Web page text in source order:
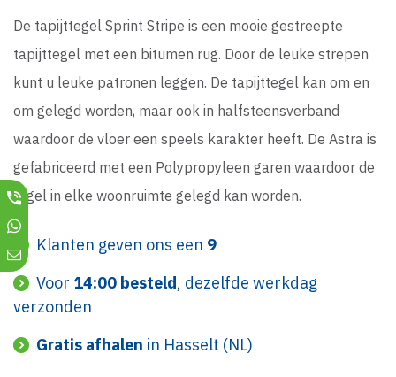
De tapijttegel Sprint Stripe is een mooie gestreepte
tapijttegel met een bitumen rug. Door de leuke strepen
kunt u leuke patronen leggen. De tapijttegel kan om en
om gelegd worden, maar ook in halfsteensverband
waardoor de vloer een speels karakter heeft. De Astra is
gefabriceerd met een Polypropyleen garen waardoor de
tegel in elke woonruimte gelegd kan worden.
Klanten geven ons een 9
Voor 14:00 besteld, dezelfde werkdag
verzonden
Gratis afhalen in Hasselt (NL)